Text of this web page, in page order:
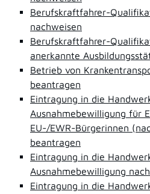
Berufskraftfahrer-
nachweisen
Berufskraftfahrer-
anerkannte
Betrieb von
beantragen
Eintragung in die
Ausnahmebewilligung für
EU-/EWR-Bürgerinnen
beantragen
Eintragung in die
Ausnahmebewilligung
Eintragung in die